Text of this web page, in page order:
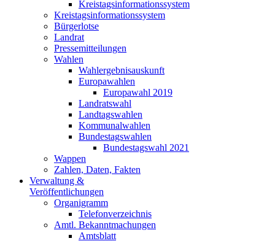
Kreistagsinformationssystem
Kreistagsinformationssystem
Bürgerlotse
Landrat
Pressemitteilungen
Wahlen
Wahlergebnisauskunft
Europawahlen
Europawahl 2019
Landratswahl
Landtagswahlen
Kommunalwahlen
Bundestagswahlen
Bundestagswahl 2021
Wappen
Zahlen, Daten, Fakten
Verwaltung &
Veröffentlichungen
Organigramm
Telefonverzeichnis
Amtl. Bekanntmachungen
Amtsblatt